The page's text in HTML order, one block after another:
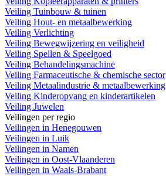
Veiling Tuinbouw & tuinen
Veiling Hout- en metaalbewerking
Veiling Verlichting
Veiling Bewegwijzering en veiligheid
Veiling Spellen & Speelgoed
Veiling Behandelingsmachine
Veiling Farmaceutische & chemische sector
Veiling Metaalindustrie & metaalbewerking
Veiling Kinderopvang en kinderartikelen
Veiling Juwelen
Veilingen per regio
Veilingen in Henegouwen
Veilingen in Luik
Veilingen in Namen
Veilingen in Oost-Vlaanderen
Veilingen in Waals-Brabant